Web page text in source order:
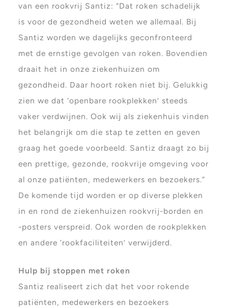
van een rookvrij Santiz: “Dat roken schadelijk
is voor de gezondheid weten we allemaal. Bij
Santiz worden we dagelijks geconfronteerd
met de ernstige gevolgen van roken. Bovendien
draait het in onze ziekenhuizen om
gezondheid. Daar hoort roken niet bij. Gelukkig
zien we dat ‘openbare rookplekken’ steeds
vaker verdwijnen. Ook wij als ziekenhuis vinden
het belangrijk om die stap te zetten en geven
graag het goede voorbeeld. Santiz draagt zo bij
een prettige, gezonde, rookvrije omgeving voor
al onze patiënten, medewerkers en bezoekers.”
De komende tijd worden er op diverse plekken
in en rond de ziekenhuizen rookvrij-borden en
-posters verspreid. Ook worden de rookplekken
en andere ‘rookfaciliteiten’ verwijderd.
Hulp bij stoppen met roken
Santiz realiseert zich dat het voor rokende
patiënten, medewerkers en bezoekers